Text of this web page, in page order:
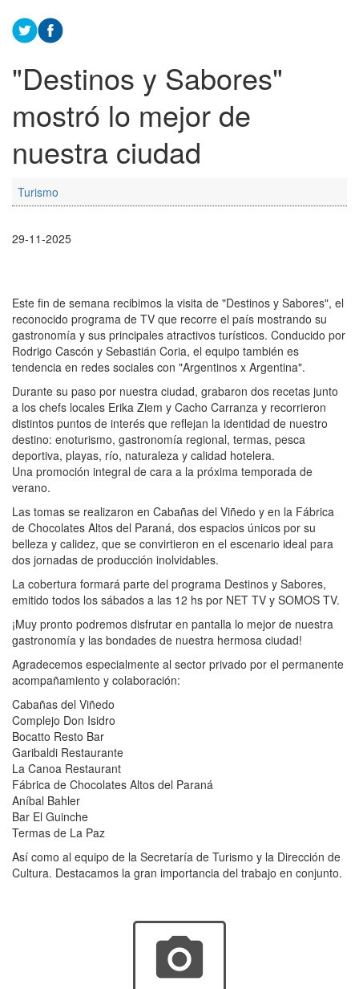
"Destinos y Sabores"
mostró lo mejor de
nuestra ciudad
Turismo
29-11-2025
Este fin de semana recibimos la visita de "Destinos y Sabores", el
reconocido programa de TV que recorre el país mostrando su
gastronomía y sus principales atractivos turísticos. Conducido por
Rodrigo Cascón y Sebastián Coria, el equipo también es
tendencia en redes sociales con "Argentinos x Argentina".
Durante su paso por nuestra ciudad, grabaron dos recetas junto
a los chefs locales Erika Ziem y Cacho Carranza y recorrieron
distintos puntos de interés que reflejan la identidad de nuestro
destino: enoturismo, gastronomía regional, termas, pesca
deportiva, playas, río, naturaleza y calidad hotelera.
Una promoción integral de cara a la próxima temporada de
verano.
Las tomas se realizaron en Cabañas del Viñedo y en la Fábrica
de Chocolates Altos del Paraná, dos espacios únicos por su
belleza y calidez, que se convirtieron en el escenario ideal para
dos jornadas de producción inolvidables.
La cobertura formará parte del programa Destinos y Sabores,
emitido todos los sábados a las 12 hs por NET TV y SOMOS TV.
¡Muy pronto podremos disfrutar en pantalla lo mejor de nuestra
gastronomía y las bondades de nuestra hermosa ciudad!
Agradecemos especialmente al sector privado por el permanente
acompañamiento y colaboración:
Cabañas del Viñedo
Complejo Don Isidro
Bocatto Resto Bar
Garibaldi Restaurante
La Canoa Restaurant
Fábrica de Chocolates Altos del Paraná
Aníbal Bahler
Bar El Guinche
Termas de La Paz
Así como al equipo de la Secretaría de Turismo y la Dirección de
Cultura. Destacamos la gran importancia del trabajo en conjunto.
photo_camera